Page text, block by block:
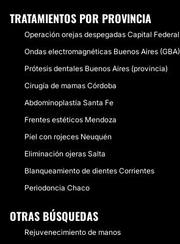
TRATAMIENTOS POR PROVINCIA
Operación orejas despegadas Capital Federal
Ondas electromagnéticas Buenos Aires (GBA)
Prótesis dentales Buenos Aires (provincia)
Cirugía de mamas Córdoba
Abdominoplastía Santa Fe
Frentes estéticos Mendoza
Piel con rojeces Neuquén
Eliminación ojeras Salta
Blanqueamiento de dientes Corrientes
Periodoncia Chaco
OTRAS BÚSQUEDAS
Rejuvenecimiento de manos